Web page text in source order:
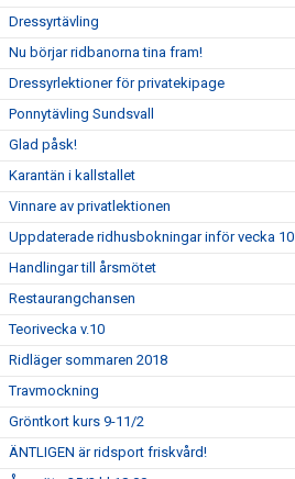
Dressyrtävling
Nu börjar ridbanorna tina fram!
Dressyrlektioner för privatekipage
Ponnytävling Sundsvall
Glad påsk!
Karantän i kallstallet
Vinnare av privatlektionen
Uppdaterade ridhusbokningar inför vecka 10
Handlingar till årsmötet
Restaurangchansen
Teorivecka v.10
Ridläger sommaren 2018
Travmockning
Gröntkort kurs 9-11/2
ÄNTLIGEN är ridsport friskvård!